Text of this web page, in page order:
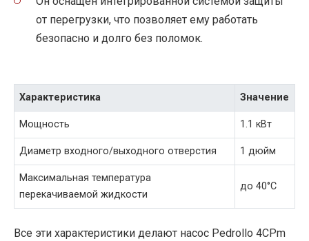
от перегрузки, что позволяет ему работать
безопасно и долго без поломок.
Характеристика Значение
Мощность 1.1 кВт
Диаметр входного/выходного отверстия 1 дюйм
Максимальная температура
перекачиваемой жидкости
до 40°C
Все эти характеристики делают насос Pedrollo 4CPm